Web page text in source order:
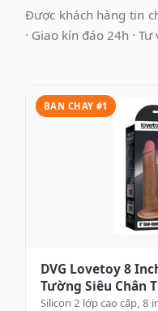
Được khách hàng tin
· Giao kín đáo 24h ·
BAN CHAY #1
DVG Lovetoy 8
Tường Siêu Chân
Silicon 2 lớp cao cấp, 8